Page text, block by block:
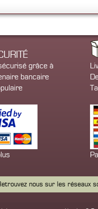
grâce à
bancaire
nous sur les réseaux